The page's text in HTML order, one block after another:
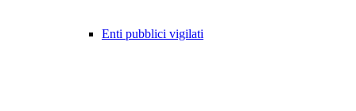
Enti pubblici vigilati